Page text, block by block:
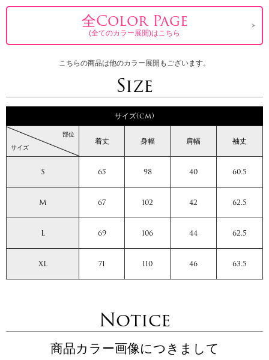
全Color Page
(全てのカラー展開)はこちら
こちらの商品は他のカラー展開もございます。
Size
サイズ(cm)
サイズ
部位
着丈 身幅 肩幅 袖丈
S 65 98 40 60.5
M 67 102 42 62.5
L 69 106 44 62.5
XL 71 110 46 63.5
Notice
商品カラー画像につきまして